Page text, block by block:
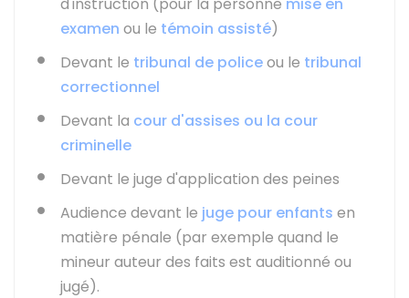
examen ou le témoin assisté)
Devant le tribunal de policeou le tribunal
correctionnel
Devant la cour d'assises ou la cour
criminelle
Devant le juge d'application des peines
Audience devant le juge pour enfants en
matière pénale (par exemple quand le
mineur auteur des faits est auditionné ou
jugé).